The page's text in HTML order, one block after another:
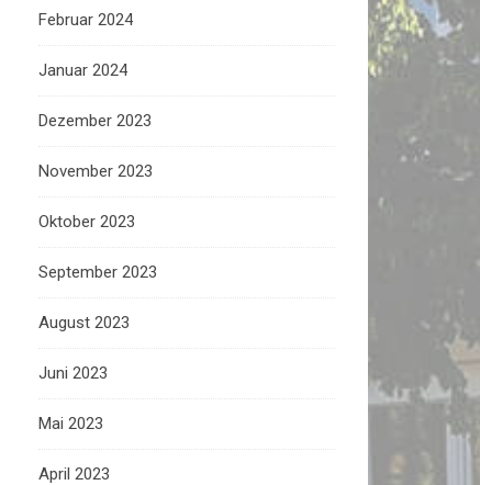
Februar 2024
Januar 2024
Dezember 2023
November 2023
Oktober 2023
September 2023
August 2023
Juni 2023
Mai 2023
April 2023